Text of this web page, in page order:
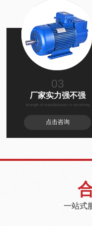
03
厂家实力强不强
strength of manufacturers is not strong
点击咨询
一站式